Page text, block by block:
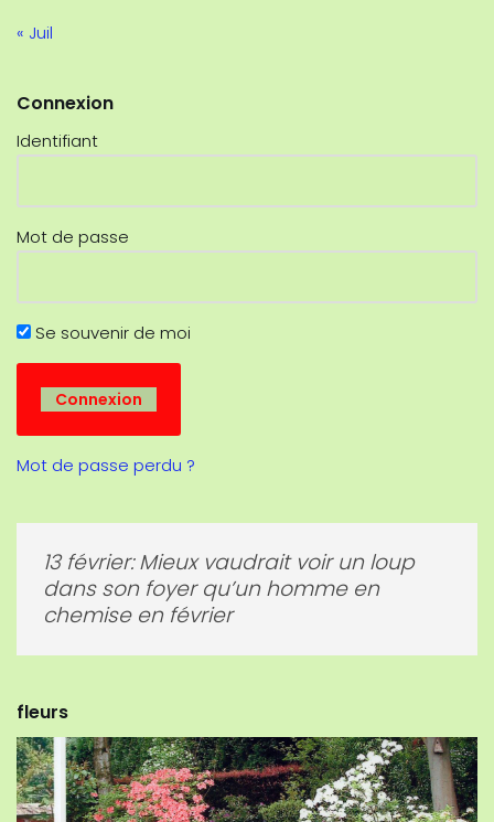
« Juil
Connexion
Identifiant
Mot de passe
Se souvenir de moi
Mot de passe perdu ?
13 février: Mieux vaudrait voir un loup
dans son foyer qu’un homme en
chemise en février
fleurs